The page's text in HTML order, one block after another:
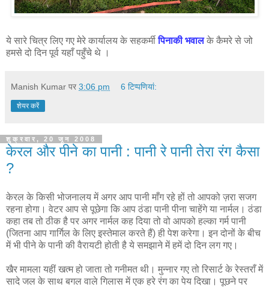
ये सारे चित्र लिए गए मेरे कार्यालय के सहकर्मीपिनाकी भवालके कैमरे से जो
हमसे दो दिन पूर्व यहाँ पहुँचे थे ।
Manish Kumar पर 3:06 pm 6 टिप्‍पणियां:
शेयर करें
शुक्रवार, 20 जून 2008
केरल और पीने का पानी : पानी रे पानी तेरा रंग कैसा
?
केरल के किसी भोजनालय में अगर आप पानी माँग रहे हों तो आपको ज़रा सजग
रहना होगा। वेटर आप से पूछेगा कि आप ठंडा पानी पीना चाहेंगे या नार्मल। ठंडा
कहा तब तो ठीक है पर अगर नार्मल कह दिया तो वो आपको हल्का गर्म पानी
(जितना आप गार्गिल के लिए इस्तेमाल करते हैं) ही पेश करेगा। इन दोनों के बीच
में भी पीने के पानी की वैरायटी होती है ये समझाने में हमें दो दिन लग गए।
खैर मामला यहीं खत्म हो जाता तो गनीमत थी। मुन्नार गए तो रिसार्ट के रेस्तराँ में
सादे जल के साथ बगल वाले गिलास में एक हरे रंग का पेय दिखा। पूछने पर